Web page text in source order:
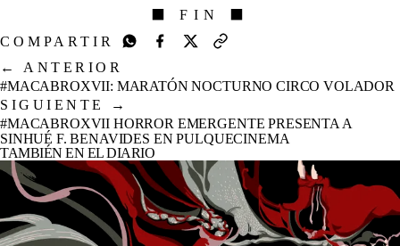
⬛ FIN ⬛
COMPARTIR
← ANTERIOR
#MACABROXVII: MARATÓN NOCTURNO CIRCO VOLADOR
SIGUIENTE
→
#MACABROXVII HORROR EMERGENTE PRESENTA A
SINHUÉ F. BENAVIDES EN PULQUECINEMA
TAMBIÉN EN EL DIARIO